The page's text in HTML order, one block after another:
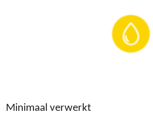
Minimaal verwerkt